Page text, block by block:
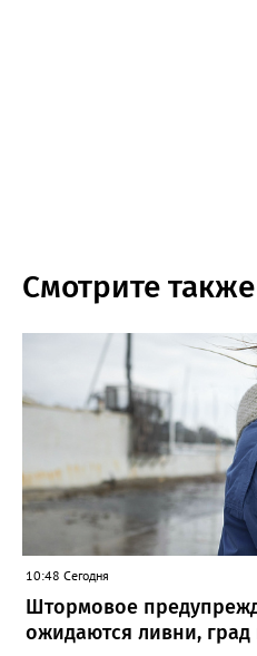
Смотрите также
10:48 Сегодня
Штормовое
ожидаются ливни, град